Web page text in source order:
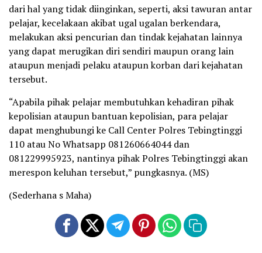
dari hal yang tidak diinginkan, seperti, aksi tawuran antar
pelajar, kecelakaan akibat ugal ugalan berkendara,
melakukan aksi pencurian dan tindak kejahatan lainnya
yang dapat merugikan diri sendiri maupun orang lain
ataupun menjadi pelaku ataupun korban dari kejahatan
tersebut.
“Apabila pihak pelajar membutuhkan kehadiran pihak
kepolisian ataupun bantuan kepolisian, para pelajar
dapat menghubungi ke Call Center Polres Tebingtinggi
110 atau No Whatsapp 081260664044 dan
081229995923, nantinya pihak Polres Tebingtinggi akan
merespon keluhan tersebut,” pungkasnya. (MS)
(Sederhana s Maha)